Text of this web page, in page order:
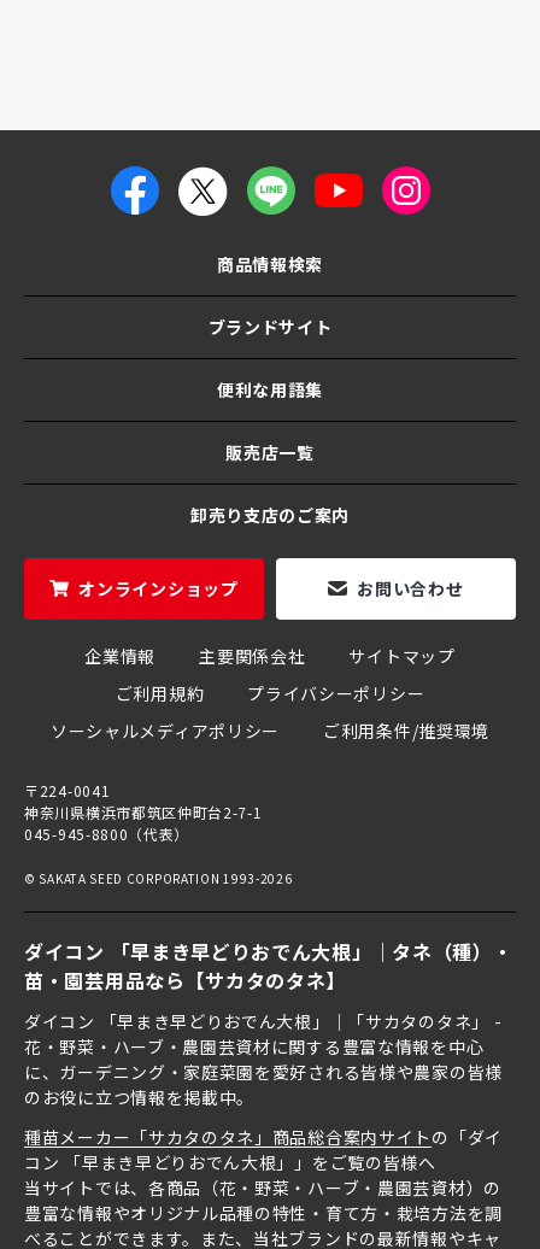
ダイコン 「早まき早どりおでん大根」｜タネ（種）・
苗・園芸用品なら【サカタのタネ】
ダイコン 「早まき早どりおでん大根」｜「サカタのタネ」 -
花・野菜・ハーブ・農園芸資材に関する豊富な情報を中心
に、ガーデニング・家庭菜園を愛好される皆様や農家の皆様
のお役に立つ情報を掲載中。
種苗メーカー「サカタのタネ」商品総合案内サイト の「ダイ
コン 「早まき早どりおでん大根」」をご覧の皆様へ
当サイトでは、各商品（花・野菜・ハーブ・農園芸資材）の
豊富な情報やオリジナル品種の特性・育て方・栽培方法を調
べることができます。また、当社ブランドの最新情報やキャ
商品情報検索
ブランドサイト
便利な用語集
販売店一覧
卸売り支店のご案内
オンラインショップ お問い合わせ
企業情報 主要関係会社
サイトマップ
ご利用規約
プライバシーポリシー
ソーシャルメディアポリシー
ご利用条件/推奨環境
〒224-0041
神奈川県横浜市都筑区仲町台2-7-1
045-945-8800（代表）
© SAKATA SEED CORPORATION 1993-2026